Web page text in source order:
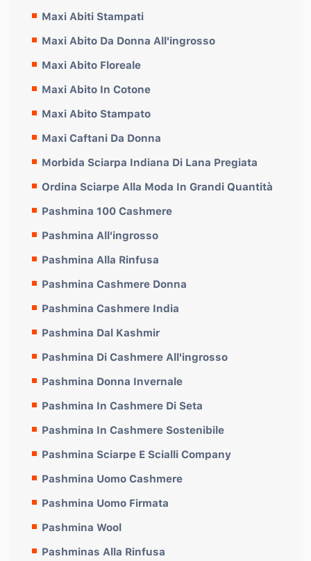
Maxi Abiti Stampati
Maxi Abito Da Donna All'ingrosso
Maxi Abito Floreale
Maxi Abito In Cotone
Maxi Abito Stampato
Maxi Caftani Da Donna
Morbida Sciarpa Indiana Di Lana Pregiata
Ordina Sciarpe Alla Moda In Grandi Quantità
Pashmina 100 Cashmere
Pashmina All'ingrosso
Pashmina Alla Rinfusa
Pashmina Cashmere Donna
Pashmina Cashmere India
Pashmina Dal Kashmir
Pashmina Di Cashmere All'ingrosso
Pashmina Donna Invernale
Pashmina In Cashmere Di Seta
Pashmina In Cashmere Sostenibile
Pashmina Sciarpe E Scialli Company
Pashmina Uomo Cashmere
Pashmina Uomo Firmata
Pashmina Wool
Pashminas Alla Rinfusa